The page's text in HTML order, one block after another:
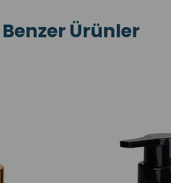
Benzer Ürünler